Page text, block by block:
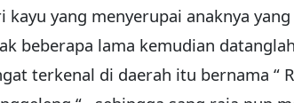
kayu yang menyerupai anaknya
beberapa lama kemudian
terkenal di daerah itu bernama “